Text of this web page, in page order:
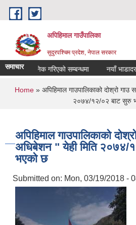
Skip to main content
अपिहिमाल गाउँपालिका
सुदुरपश्चिम प्रदेश, नेपाल सरकार
समाचार
सार्वजनिक गरिएको सम्बन्धमा नयाँ भाडादर
You are here
Home » अपिहिमाल गाउपालिकाको दोश्रो
२०७४/१२/०२ बाट सुरु
अपिहिमाल गाउपालिकाको
अधिबेशन " येही मिति
भएको छ
Submitted on: Mon, 03/19/2018 -